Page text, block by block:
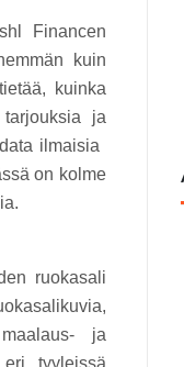
Financen
kuin
kuinka
ja
ilmaisia
on kolme
ruokasali
ja
tyyleissä